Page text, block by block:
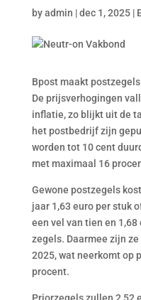
byadmin |dec 1, 2025|
Bpost maakt
De prijsverhogingen
inflatie, zo blijkt uit de
het postbedrijf zijn
worden tot 10 cent
met maximaal 16
Gewone postzegels
jaar 1,63 euro per stuk
een vel van tien en
zegels. Daarmee zijn
2025, wat neerkomt op
procent.